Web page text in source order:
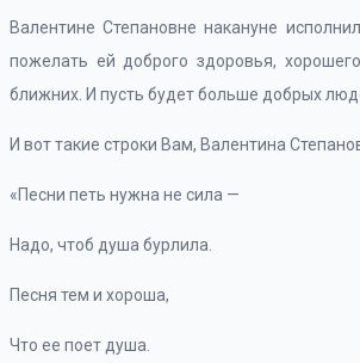
Валентине Степановне накануне
пожелать ей доброго здоровья,
ближних. И пусть будет больше добрых
И вот такие строки Вам, Валентина
«Песни петь нужна не сила —
Надо, чтоб душа бурлила.
Песня тем и хороша,
Что ее поет душа.